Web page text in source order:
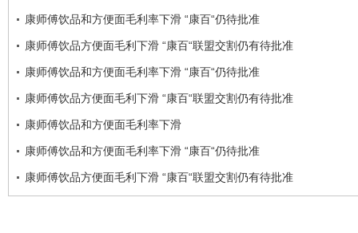
康师傅饮品和方便面毛利率下滑 “康百“仍待批准
康师傅饮品方便面毛利下滑 “康百“联盟交割仍有待批准
康师傅饮品和方便面毛利率下滑 “康百“仍待批准
康师傅饮品方便面毛利下滑 “康百“联盟交割仍有待批准
康师傅饮品和方便面毛利率下滑
康师傅饮品和方便面毛利率下滑 “康百“仍待批准
康师傅饮品方便面毛利下滑 “康百“联盟交割仍有待批准